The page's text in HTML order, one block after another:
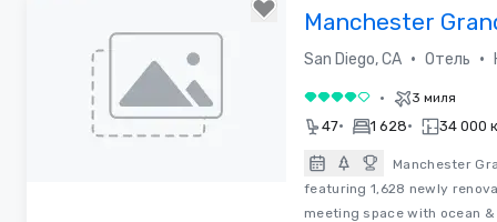
Manchester
Hyatt San Diego
San Diego, CA • Отель •
4 из 5 • 3 миля
47• 1 628• 34 000
Manchester
featuring 1,628 newly
meeting space with ocean